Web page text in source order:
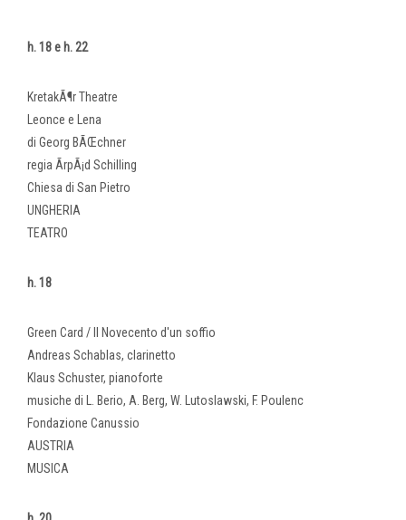
h. 18 e h. 22
KretakÃ¶r Theatre
Leonce e Lena
di Georg BÃŒchner
regia ÃrpÃ¡d Schilling
Chiesa di San Pietro
UNGHERIA
TEATRO
h. 18
Green Card / Il Novecento d'un soffio
Andreas Schablas, clarinetto
Klaus Schuster, pianoforte
musiche di L. Berio, A. Berg, W. Lutoslawski, F. Poulenc
Fondazione Canussio
AUSTRIA
MUSICA